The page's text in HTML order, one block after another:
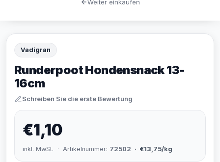
Vadigran
Runderpoot Hondensnack 13-
16cm
Schreiben Sie die erste Bewertung
€1,10
inkl. MwSt. · Artikelnummer: 72502 · €13,75/kg
Weiter einkaufen